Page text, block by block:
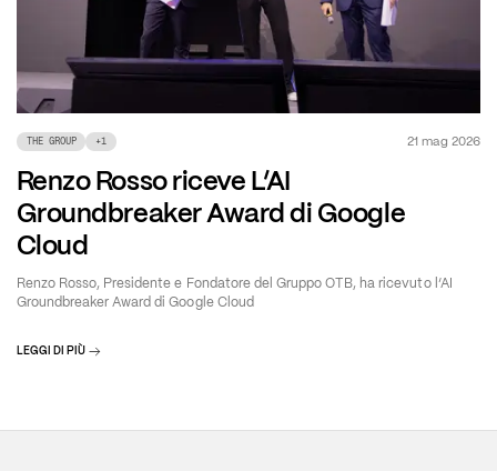
THE GROUP +1 21 mag 2026
Renzo Rosso riceve L’AI
Groundbreaker Award di Google
Cloud
Renzo Rosso, Presidente e Fondatore del Gruppo OTB, ha ricevuto l’AI
Groundbreaker Award di Google Cloud
LEGGI DI PIÙ